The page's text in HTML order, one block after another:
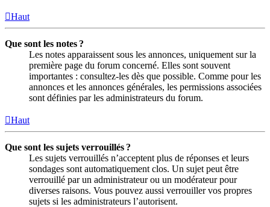
Haut
Que sont les notes ?
Les notes apparaissent sous les annonces, uniquement sur la
première page du forum concerné. Elles sont souvent
importantes : consultez-les dès que possible. Comme pour les
annonces et les annonces générales, les permissions associées
sont définies par les administrateurs du forum.
Haut
Que sont les sujets verrouillés ?
Les sujets verrouillés n’acceptent plus de réponses et leurs
sondages sont automatiquement clos. Un sujet peut être
verrouillé par un administrateur ou un modérateur pour
diverses raisons. Vous pouvez aussi verrouiller vos propres
sujets si les administrateurs l’autorisent.